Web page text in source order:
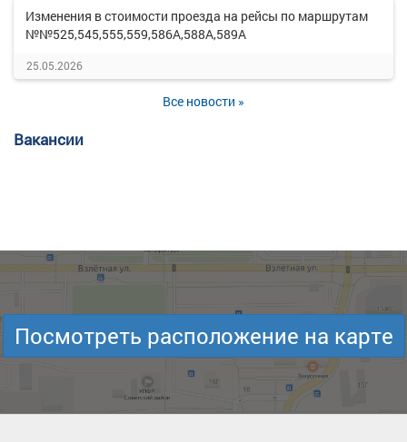
Изменения в стоимости проезда на рейсы по маршрутам
№№525,545,555,559,586А,588А,589А
25.05.2026
Все новости »
Вакансии
Посмотреть расположение на карте